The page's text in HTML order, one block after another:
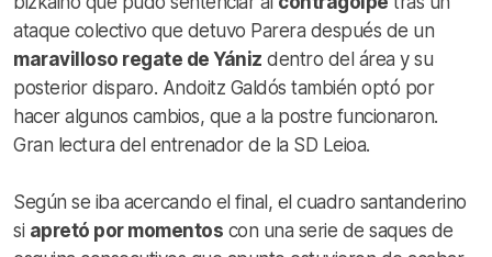
ataque colectivo que detuvo Parera después de un
maravilloso regate de Yániz dentro del área y su
posterior disparo. Andoitz Galdós también optó por
hacer algunos cambios, que a la postre funcionaron.
Gran lectura del entrenador de la SD Leioa.
Según se iba acercando el final, el cuadro santanderino
si apretó por momentos con una serie de saques de